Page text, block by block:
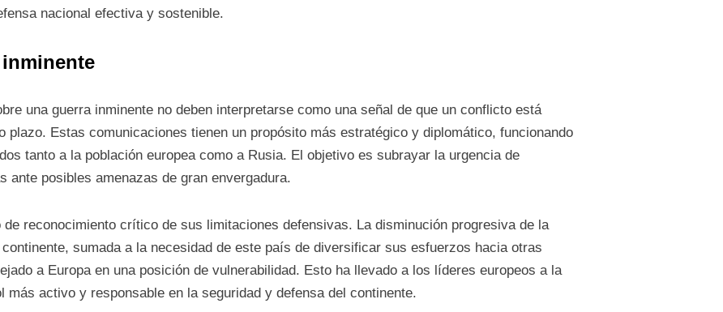
nacional efectiva y sostenible.
una guerra inminente no deben interpretarse como una señal de que un conflicto está
plazo. Estas comunicaciones tienen un propósito más estratégico y diplomático, funcionando
tanto a la población europea como a Rusia. El objetivo es subrayar la urgencia de
ante posibles amenazas de gran envergadura.
de reconocimiento crítico de sus limitaciones defensivas. La disminución progresiva de la
sumada a la necesidad de este país de diversificar sus esfuerzos hacia otras
a Europa en una posición de vulnerabilidad. Esto ha llevado a los líderes europeos a la
más activo y responsable en la seguridad y defensa del continente.